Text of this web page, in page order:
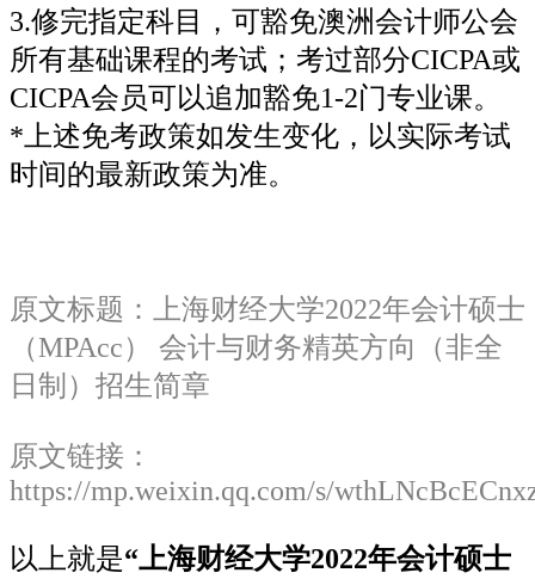
3.修完指定科目，可豁免澳洲会计师公会
所有基础课程的考试；考过部分CICPA或
CICPA会员可以追加豁免1-2门专业课。
*上述免考政策如发生变化，以实际考试
时间的最新政策为准。
原文标题：上海财经大学2022年会计硕士
（MPAcc） 会计与财务精英方向（非全
日制）招生简章
原文链接：
https://mp.weixin.qq.com/s/
以上就是“上海财经大学2022年会计硕士